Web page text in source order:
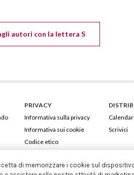
autori con la lettera S
PRIVACY
Informativa sulla privacy
Informativa sui cookie
Codice etico
Scrivici
di memorizzare i cookie sul